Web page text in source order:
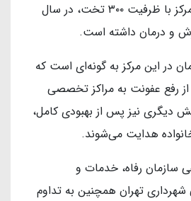
شدید می‌پردازد. این مرکز با ظرفیت ۳۰۰ تخت، در سال
در این مرکز به گونه‌ای است که
رفع عفونت به مراکز تخصصی
دیگری نیز پس از بهبودی کامل،
هدایت می‌شوند.
سازمان رفاه، خدمات و
تهران همچنین به تداوم